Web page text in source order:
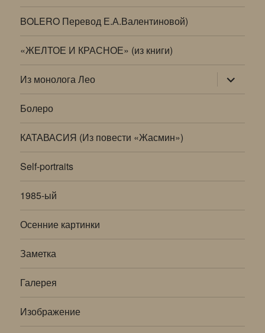
BOLERO Перевод Е.А.Валентиновой)
«ЖЕЛТОЕ И КРАСНОЕ» (из книги)
Из монолога Лео раскрыть
дочернее
меню
Болеро
КАТАВАСИЯ (Из повести «Жасмин»)
Self-portraits
1985-ый
Осенние картинки
Заметка
Галерея
Изображение